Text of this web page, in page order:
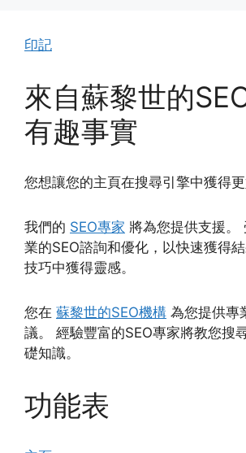
印記
來自蘇黎世的
有趣事實
您想讓您的主頁在搜尋引擎中獲得
我們的 SEO專家 將為您提供支援。
業的SEO諮詢和優化，以快速獲得
技巧中獲得靈感。
您在 蘇黎世的SEO機構 為您提供專
議。 經驗豐富的SEO專家將教您搜
礎知識。
功能表